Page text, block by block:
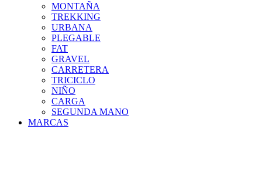
MONTAÑA
TREKKING
URBANA
PLEGABLE
FAT
GRAVEL
CARRETERA
TRICICLO
NIÑO
CARGA
SEGUNDA MANO
MARCAS